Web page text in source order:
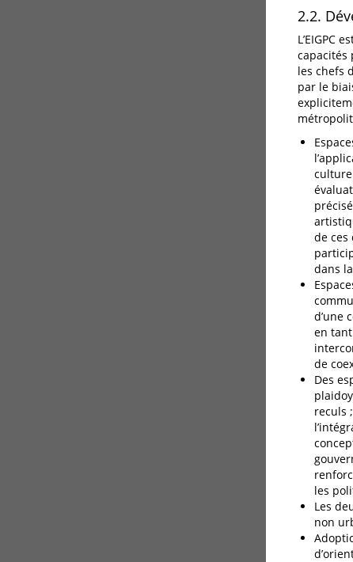
2.2.
L’EIGPC
capacités
les chefs
par le
culture
de ces
dans
d’une
en
de
Des
reculs
les
Les
non